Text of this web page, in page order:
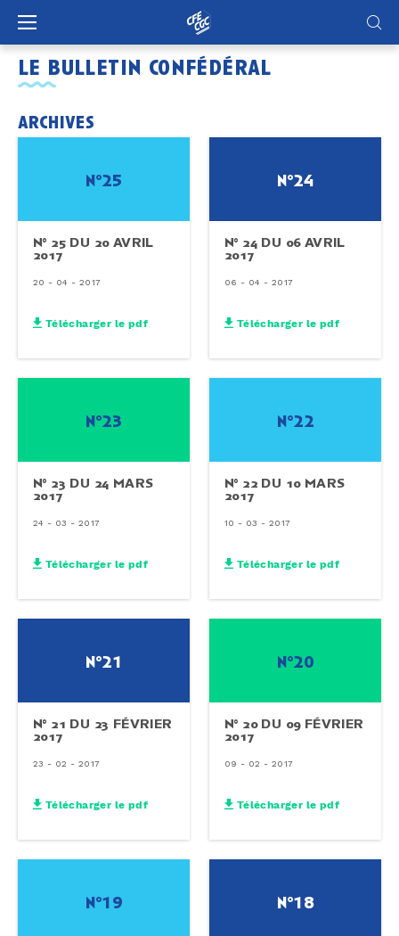
le bulletin confédéral
archives
n°25
N° 25 DU 20 AVRIL
2017
20 - 04 - 2017
Télécharger le pdf
n°24
N° 24 DU 06 AVRIL
2017
06 - 04 - 2017
Télécharger le pdf
n°23
N° 23 DU 24 MARS
2017
24 - 03 - 2017
Télécharger le pdf
n°22
N° 22 DU 10 MARS
2017
10 - 03 - 2017
Télécharger le pdf
n°21
N° 21 DU 23 FÉVRIER
2017
23 - 02 - 2017
Télécharger le pdf
n°20
N° 20 DU 09 FÉVRIER
2017
09 - 02 - 2017
Télécharger le pdf
n°19 n°18
Panneau de gestion des cookies